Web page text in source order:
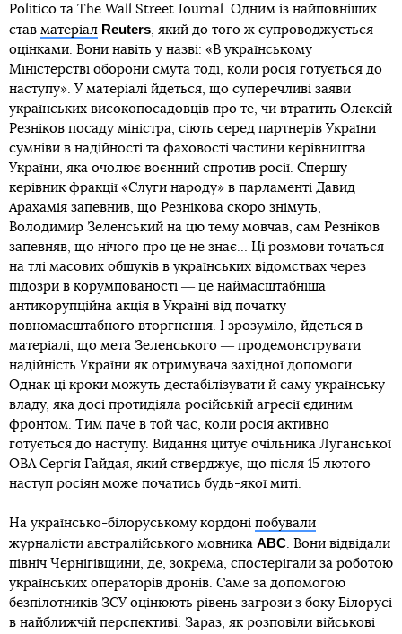
Politico та The Wall Street Journal. Одним із найповніших
став матеріал Reuters, який до того ж супроводжується
оцінками. Вони навіть у назві: «В українському
Міністерстві оборони смута тоді, коли росія готується до
наступу». У матеріалі йдеться, що суперечливі заяви
українських високопосадовців про те, чи втратить Олексій
Резніков посаду міністра, сіють серед партнерів України
сумніви в надійності та фаховості частини керівництва
України, яка очолює воєнний спротив росії. Спершу
керівник фракції «Слуги народу» в парламенті Давид
Арахамія запевнив, що Резнікова скоро знімуть,
Володимир Зеленський на цю тему мовчав, сам Резніков
запевняв, що нічого про це не знає… Ці розмови точаться
на тлі масових обшуків в українських відомствах через
підозри в корумпованості ― це наймасштабніша
антикорупційна акція в Україні від початку
повномасштабного вторгнення. І зрозуміло, йдеться в
матеріалі, що мета Зеленського ― продемонструвати
надійність України як отримувача західної допомоги.
Однак ці кроки можуть дестабілізувати й саму українську
владу, яка досі протидіяла російській агресії єдиним
фронтом. Тим паче в той час, коли росія активно
готується до наступу. Видання цитує очільника Луганської
ОВА Сергія Гайдая, який стверджує, що після 15 лютого
наступ росіян може початись будь-якої миті.
На українсько-білоруському кордоні побували
журналісти австралійського мовника ABC. Вони відвідали
північ Чернігівщини, де, зокрема, спостерігали за роботою
українських операторів дронів. Саме за допомогою
безпілотників ЗСУ оцінюють рівень загрози з боку Білорусі
в найближчій перспективі. Зараз, як розповіли військові